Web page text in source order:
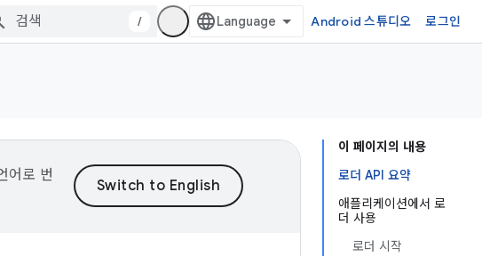
/ Android 스튜디오 로그인
이 페이지의 내용
로더 API 요약
애플리케이션에서 로
더 사용
로더 시작
어로 번